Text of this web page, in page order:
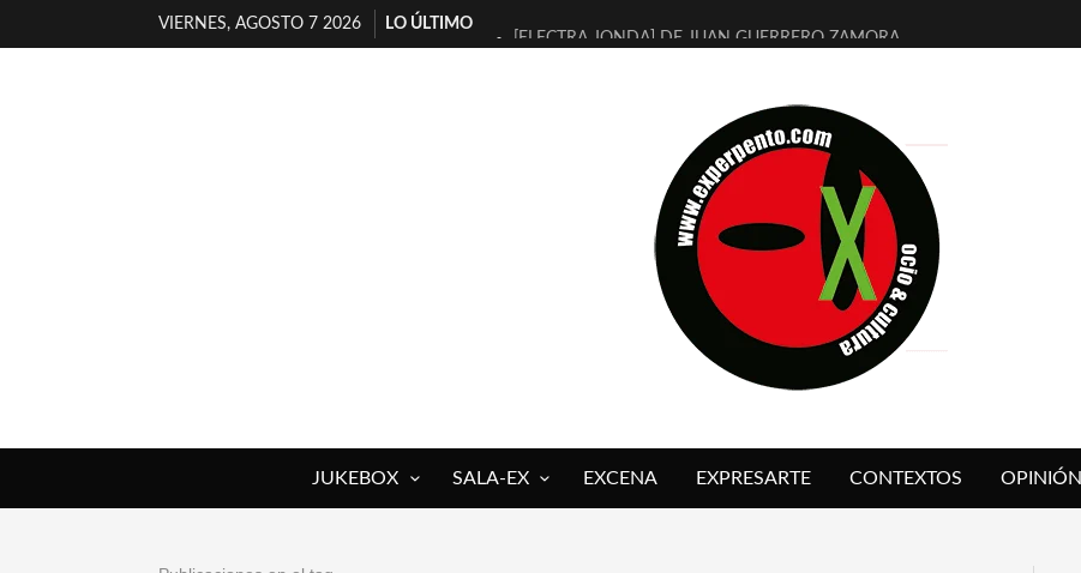
VIERNES, AGOSTO 7 2026
LO ÚLTIMO
[ELECTRA JONDA] DE JUAN GUERRERO ZAMORA
30 AÑOS (NO ES NADA) DE LA KATARSIS DEL TOMATAZO
MILITARES JUDÍAS EN #EXVITA
D’BALDOMEROS REINVENTAN [BITÁCORA 3.0] EN EXVITA
MARSHALL FLASH PRESENTA EN EXVITA [RELATIVA SENCILLEZ]
JOFRE BARDAGÍ EN EXVITA INTERPRETANDO A SERRAT
YORCH PRESENTA [CURSO DE ARMONÍA PERSECUTORIA] EN EXVITA
MAGALÍ SARE NOS EXPLICA [DESCASADA]
JUKEBOX SALA-EX EXCENA EXPRESARTE CONTEXTOS OPINIÓN